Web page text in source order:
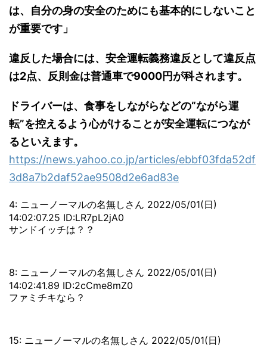
は、自分の身の安全のためにも基本的にしないこと
が重要です」
違反した場合には、安全運転義務違反として違反点
は2点、反則金は普通車で9000円が科されます。
ドライバーは、食事をしながらなどの“ながら運
転”を控えるよう心がけることが安全運転につなが
るといえます。
https://news.yahoo.co.jp/articles/ebbf03fda52df
3d8a7b2daf52ae9508d2e6ad83e
4: ニューノーマルの名無しさん 2022/05/01(日)
14:02:07.25 ID:LR7pL2jA0
サンドイッチは？？
8: ニューノーマルの名無しさん 2022/05/01(日)
14:02:41.89 ID:2cCme8mZ0
ファミチキなら？
15: ニューノーマルの名無しさん 2022/05/01(日)